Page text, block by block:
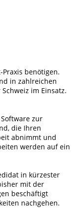
benötigen.
in zahlreichen
im Einsatz.
zur
die Ihren
abnimmt und
werden auf ein
in kürzester
mit der
beschäftigt
nachgehen.